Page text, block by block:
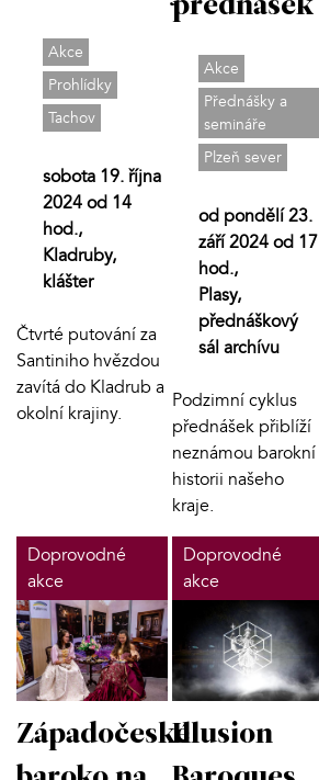
Akce
Prohlídky
Tachov
sobota 19. října
2024 od 14
hod.,
Kladruby,
klášter
Čtvrté putování za
Santiniho hvězdou
zavítá do Kladrub a
okolní krajiny.
přednášek
Akce
Přednášky a
semináře
Plzeň sever
od pondělí 23.
září 2024 od 17
hod.,
Plasy,
přednáškový
sál archívu
Podzimní cyklus
přednášek přiblíží
neznámou barokní
historii našeho
kraje.
Doprovodné
akce
Západočeské
Doprovodné
akce
Illusion